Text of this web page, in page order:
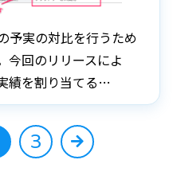
予実の対比を行うため
今回のリリースによ
績を割り当てる…
3